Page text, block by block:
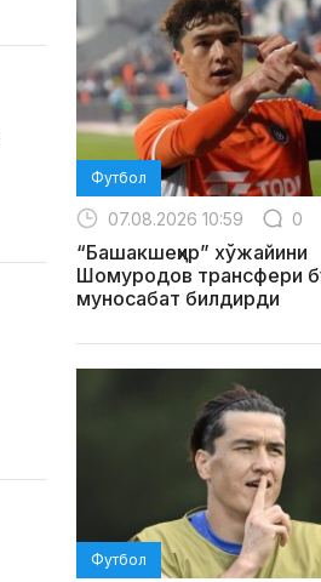
Футбол
07.08.2026 10:59 0
“Башакшеҳир” хўжайини
Шомуродов трансфери
муносабат билдирди
Футбол